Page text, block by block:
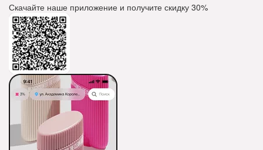
Скачайте наше приложение и получите скидку 30%